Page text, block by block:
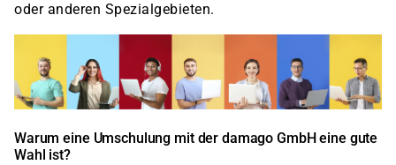
oder anderen Spezialgebieten.
Warum eine Umschulung mit der damago GmbH eine gute
Wahl ist?